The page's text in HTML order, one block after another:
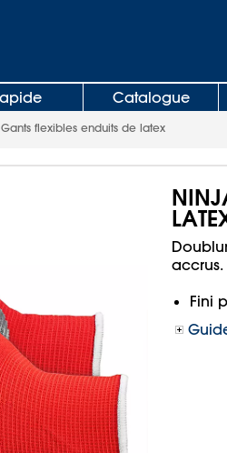
Catalogue
flexibles enduits de latex
accrus.
Fini